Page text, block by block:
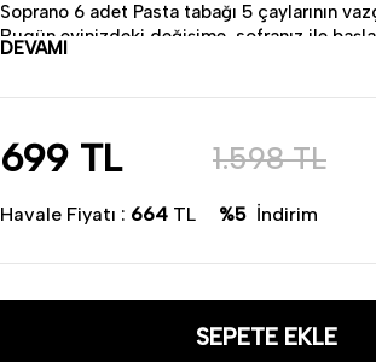
Soprano 6 adet Pasta tabağı 5 çaylarının
Bugün evinizdeki değişime, sofranız ile
• Ürün : Porselen
• Bulaşık makinesinda kullanıma uygundur.
DEVAMI
699 TL 1.598TL
Havale Fiyatı : 664 TL %5 İndirim
SEPETE EKLE